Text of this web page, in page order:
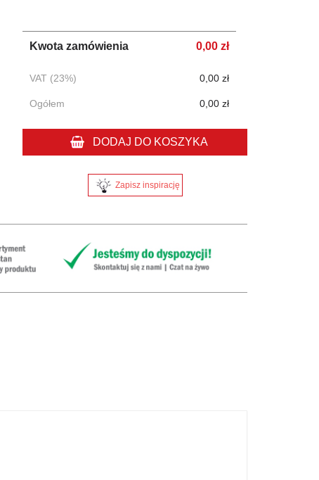
Kwota zamówienia 0,00 zł
VAT (23%) 0,00 zł
Ogółem 0,00 zł
DODAJ DO KOSZYKA
Zapisz inspirację